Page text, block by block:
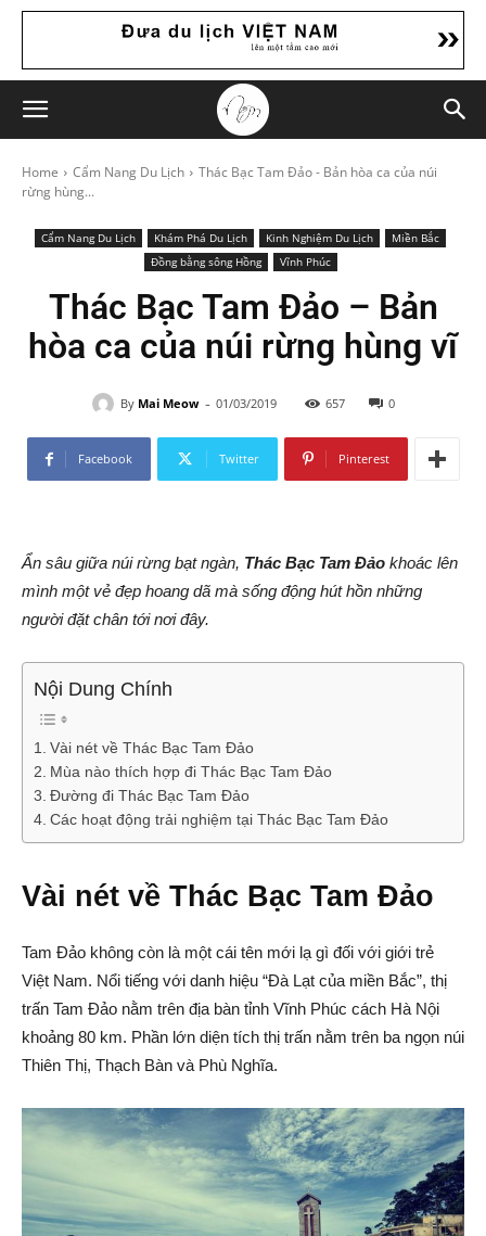
Home Cẩm Nang Du Lịch
Thác Bạc Tam Đảo - Bản hòa ca của núi
rừng hùng...
Cẩm Nang Du Lịch Khám Phá Du Lịch Kinh Nghiệm Du Lịch
Miền Bắc
Đồng bằng sông Hồng
Vĩnh Phúc
Thác Bạc Tam Đảo – Bản
hòa ca của núi rừng hùng vĩ
By Mai Meow - 01/03/2019 657 0
Facebook Twitter Pinterest
Ẩn sâu giữa núi rừng bạt ngàn, Thác Bạc Tam Đảo khoác lên
mình một vẻ đẹp hoang dã mà sống động hút hồn những
người đặt chân tới nơi đây.
Nội Dung Chính
Vài nét về Thác Bạc Tam Đảo
Mùa nào thích hợp đi Thác Bạc Tam Đảo
Đường đi Thác Bạc Tam Đảo
Các hoạt động trải nghiệm tại Thác Bạc Tam Đảo
Vài nét về Thác Bạc Tam Đảo
Tam Đảo không còn là một cái tên mới lạ gì đối với giới trẻ
Việt Nam. Nổi tiếng với danh hiệu “Đà Lạt của miền Bắc”, thị
trấn Tam Đảo nằm trên địa bàn tỉnh Vĩnh Phúc cách Hà Nội
khoảng 80 km. Phần lớn diện tích thị trấn nằm trên ba ngọn núi
Thiên Thị, Thạch Bàn và Phù Nghĩa.